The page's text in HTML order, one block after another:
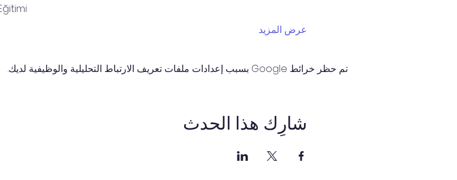
عرض المزيد
تم حظر خرائط Google بسبب إعدادات ملفات تعريف الارتباط التحليلية والوظيفية لديك.
شارِك هذا الحدث